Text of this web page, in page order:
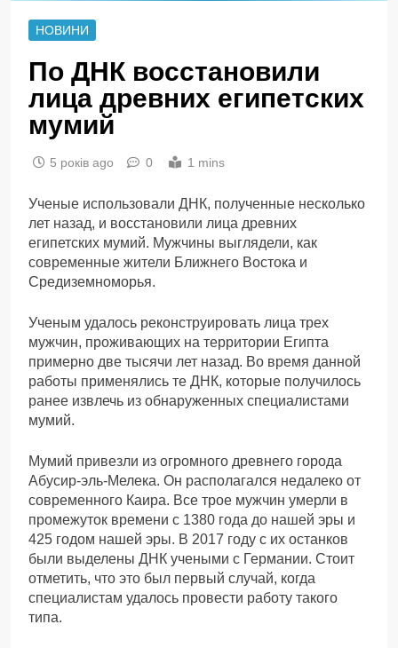
НОВИНИ
По ДНК восстановили
лица древних египетских
мумий
5 років ago 0 1 mins
Ученые использовали ДНК, полученные несколько
лет назад, и восстановили лица древних
египетских мумий. Мужчины выглядели, как
современные жители Ближнего Востока и
Средиземноморья.
Ученым удалось реконструировать лица трех
мужчин, проживающих на территории Египта
примерно две тысячи лет назад. Во время данной
работы применялись те ДНК, которые получилось
ранее извлечь из обнаруженных специалистами
мумий.
Мумий привезли из огромного древнего города
Абусир-эль-Мелека. Он располагался недалеко от
современного Каира. Все трое мужчин умерли в
промежуток времени с 1380 года до нашей эры и
425 годом нашей эры. В 2017 году с их останков
были выделены ДНК учеными с Германии. Стоит
отметить, что это был первый случай, когда
специалистам удалось провести работу такого
типа.